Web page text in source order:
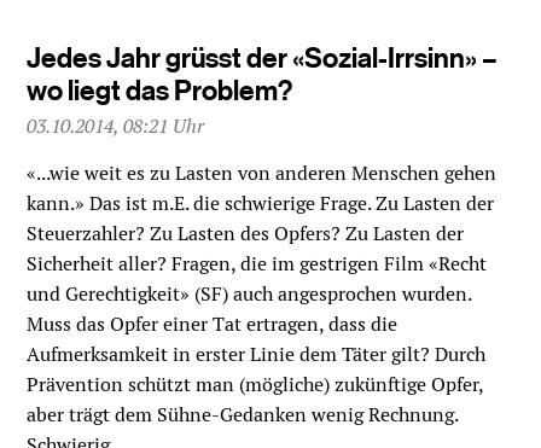
Jedes Jahr grüsst der «Sozial-Irrsinn» –
wo liegt das Problem?
03.10.2014, 08:21 Uhr
«...wie weit es zu Lasten von anderen Menschen gehen
kann.» Das ist m.E. die schwierige Frage. Zu Lasten der
Steuerzahler? Zu Lasten des Opfers? Zu Lasten der
Sicherheit aller? Fragen, die im gestrigen Film «Recht
und Gerechtigkeit» (SF) auch angesprochen wurden.
Muss das Opfer einer Tat ertragen, dass die
Aufmerksamkeit in erster Linie dem Täter gilt? Durch
Prävention schützt man (mögliche) zukünftige Opfer,
aber trägt dem Sühne-Gedanken wenig Rechnung.